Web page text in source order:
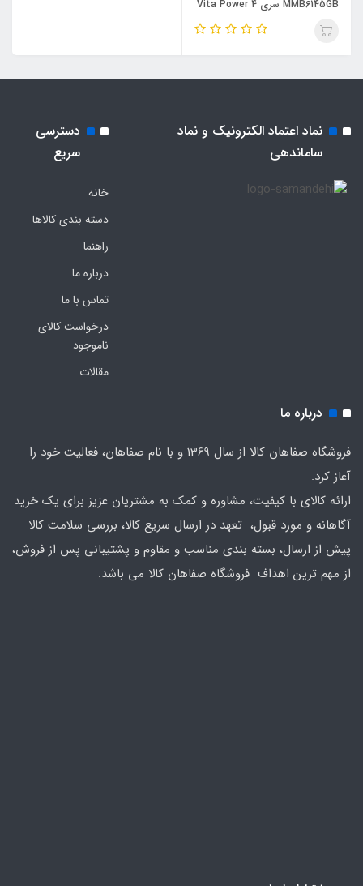
MMB6145GB سری Vita Power 4
نماد اعتماد الکترونیک و نماد
ساماندهی
دسترسی
سریع
خانه
دسته بندی کالاها
راهنما
درباره ما
تماس با ما
درخواست کالای
ناموجود
مقالات
درباره ما
فروشگاه صفاهان کالا از سال 1369 و با نام صفاهان، فعالیت خود را
آغاز کرد.
ارائه کالای با کیفیت، مشاوره و کمک به مشتریان عزیز برای یک خرید
آگاهانه و مورد قبول، تعهد در ارسال سریع کالا، بررسی سلامت کالا
پیش از ارسال، بسته بندی مناسب و مقاوم و پشتیبانی پس از فروش،
از مهم ترین اهداف فروشگاه صفاهان کالا می باشد.